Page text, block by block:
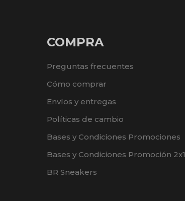
COMPRA
Preguntas frecuentes
Cómo comprar
Envíos y entregas
Políticas de cambio
Bases y Condiciones Promociones
Bases y Condiciones Promoción 2x1
BR Sneakers